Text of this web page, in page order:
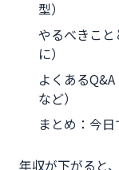
型）
やるべきこ
に）
よくある
など）
まとめ：今日
年収が下がると